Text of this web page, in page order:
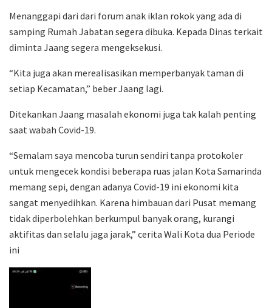
Menanggapi dari dari forum anak iklan rokok yang ada di
samping Rumah Jabatan segera dibuka. Kepada Dinas terkait
diminta Jaang segera mengeksekusi.
“Kita juga akan merealisasikan memperbanyak taman di
setiap Kecamatan,” beber Jaang lagi.
Ditekankan Jaang masalah ekonomi juga tak kalah penting
saat wabah Covid-19.
“Semalam saya mencoba turun sendiri tanpa protokoler
untuk mengecek kondisi beberapa ruas jalan Kota Samarinda
memang sepi, dengan adanya Covid-19 ini ekonomi kita
sangat menyedihkan. Karena himbauan dari Pusat memang
tidak diperbolehkan berkumpul banyak orang, kurangi
aktifitas dan selalu jaga jarak,” cerita Wali Kota dua Periode
ini